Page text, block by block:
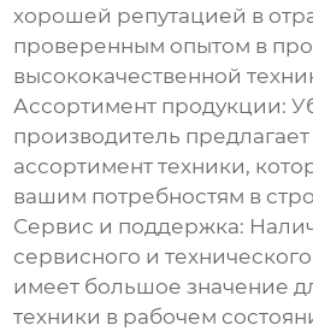
хорошей репутацией в
проверенным опытом в
высококачественной
Ассортимент продукции:
производитель
ассортимент техники,
вашим потребностям в
Сервис и поддержка:
сервисного и
имеет большое значение
техники в рабочем